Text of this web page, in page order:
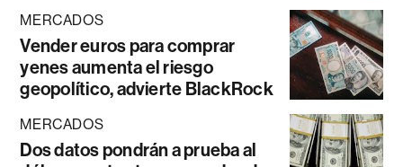
MERCADOS
Vender euros para comprar
yenes aumenta el riesgo
geopolítico, advierte BlackRock
MERCADOS
Dos datos pondrán a prueba al